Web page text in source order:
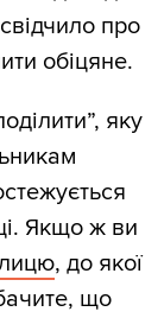
про
обіцяне.
яку
Якщо ж ви
, до якої
що